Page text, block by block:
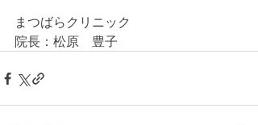
まつばらクリニック
院長：松原　豊子